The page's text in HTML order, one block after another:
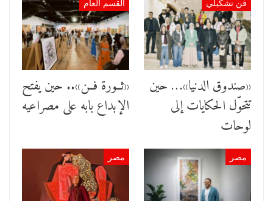
فن تشكيلي
«صندوق الدنيا»… حين
تتحوّل الحكايات إلى
لوحات
القسم العام
«ثــورة فــن».. حين يفتح
الإبداع بابه على مصراعيه
مصر مصر